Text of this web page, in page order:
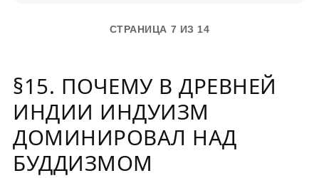
СТРАНИЦА 7 ИЗ 14
§15. ПОЧЕМУ В ДРЕВНЕЙ
ИНДИИ ИНДУИЗМ
ДОМИНИРОВАЛ НАД
БУДДИЗМОМ